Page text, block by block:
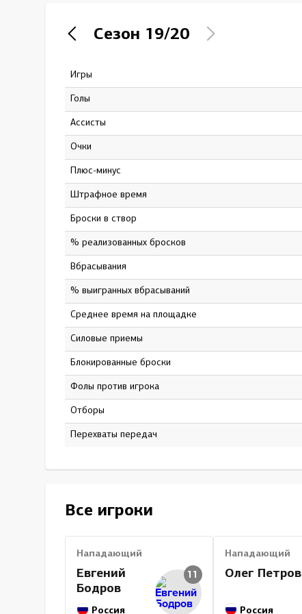
Северсталь
Сезон 19/20
Игры
Голы
Ассисты
Очки
Плюс-минус
штрафное время
Броски в створ
% реализованных бросков
Вбрасывания
% выигранных вбрасываний
Среднее время на площадке
Силовые приемы
Блокированные броски
Фолы против игрока
Отборы
Перехваты передач
Все игроки
Нападающий
Евгений
Бодров
Россия
11
Нападающий
Олег Петров
Россия